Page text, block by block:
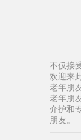
不仅接
欢迎来
老年朋
老年朋
介护和
朋友。